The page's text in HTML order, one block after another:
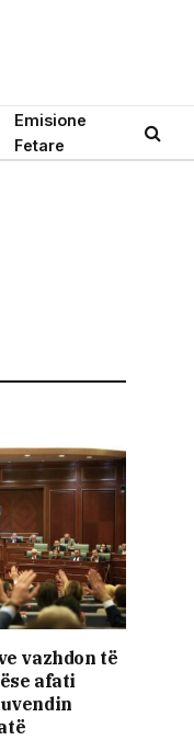
Emisione
Fetare
vazhdon të
afati